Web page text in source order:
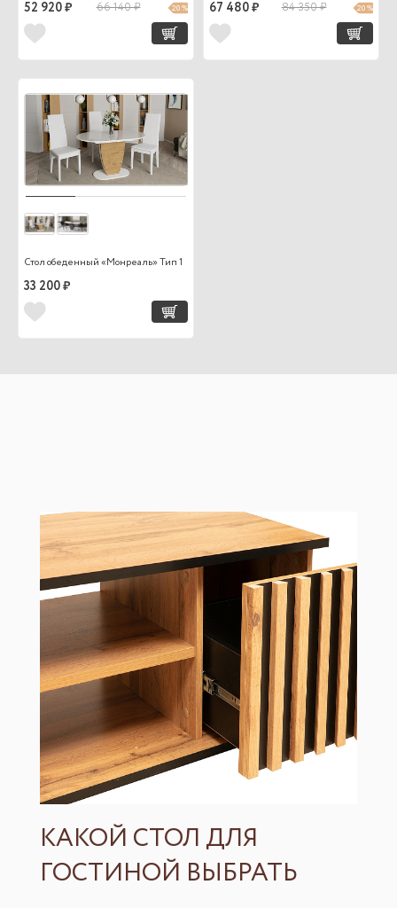
52 920 ₽ 66 140 ₽ 20 % 67 480 ₽ 84 350 ₽ 20 %
Стол обеденный «Монреаль» Тип 1
33 200 ₽
КАКОЙ СТОЛ ДЛЯ
ГОСТИНОЙ ВЫБРАТЬ